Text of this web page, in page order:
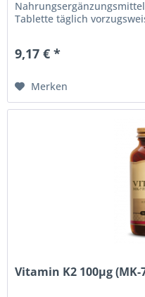
Tablette täglich
9,17 € *
Merken
Vitamin K2 100µg (MK-